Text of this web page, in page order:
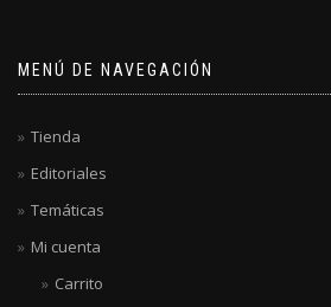
MENÚ DE NAVEGACIÓN
Tienda
Editoriales
Temáticas
Mi cuenta
Carrito